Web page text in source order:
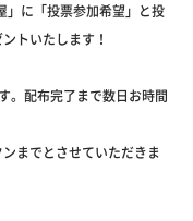
」に「投票参加希望」と投
トいたします！
。配布完了まで数日お時間
までとさせていただきま